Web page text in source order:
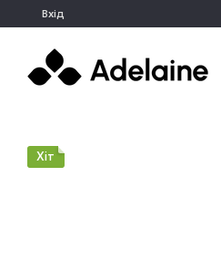
Перейти до основного контенту
Вхід
Хіт